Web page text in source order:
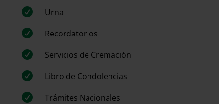

Urna

Recordatorios

Servicios de Cremación

Libro de Condolencias

Trámites Nacionales